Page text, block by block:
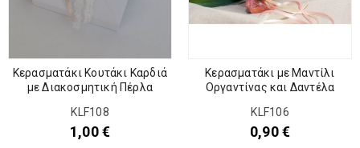
Κερασματάκι Κουτάκι Καρδιά
με Διακοσμητική Πέρλα
KLF108
1,00€
Κερασματάκι με Μαντίλι
Οργαντίνας και Δαντέλα
KLF106
0,90€